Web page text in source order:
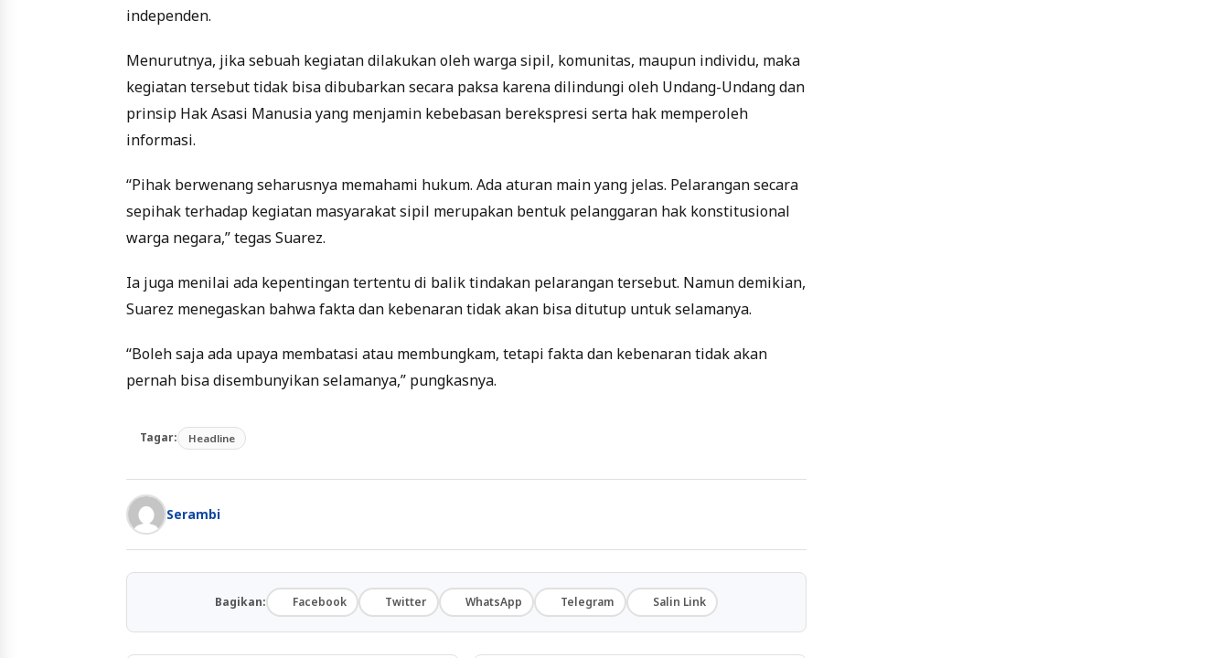
independen.
Menurutnya, jika sebuah kegiatan dilakukan oleh warga sipil, komunitas, maupun individu, maka
kegiatan tersebut tidak bisa dibubarkan secara paksa karena dilindungi oleh Undang-Undang dan
prinsip Hak Asasi Manusia yang menjamin kebebasan berekspresi serta hak memperoleh
informasi.
“Pihak berwenang seharusnya memahami hukum. Ada aturan main yang jelas. Pelarangan secara
sepihak terhadap kegiatan masyarakat sipil merupakan bentuk pelanggaran hak konstitusional
warga negara,” tegas Suarez.
Ia juga menilai ada kepentingan tertentu di balik tindakan pelarangan tersebut. Namun demikian,
Suarez menegaskan bahwa fakta dan kebenaran tidak akan bisa ditutup untuk selamanya.
“Boleh saja ada upaya membatasi atau membungkam, tetapi fakta dan kebenaran tidak akan
pernah bisa disembunyikan selamanya,” pungkasnya.
Tagar: Headline
Serambi
Bagikan: Facebook Twitter WhatsApp Telegram Salin Link